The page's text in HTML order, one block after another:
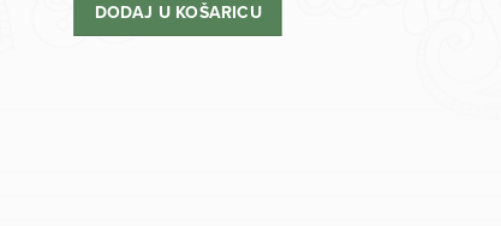
DODAJ U KOŠARICU